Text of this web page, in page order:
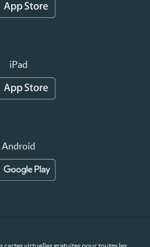
iPad
Android